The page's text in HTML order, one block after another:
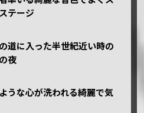
テージ
道に入った半世紀近い時の
夜
うな心が洗われる綺麗で気